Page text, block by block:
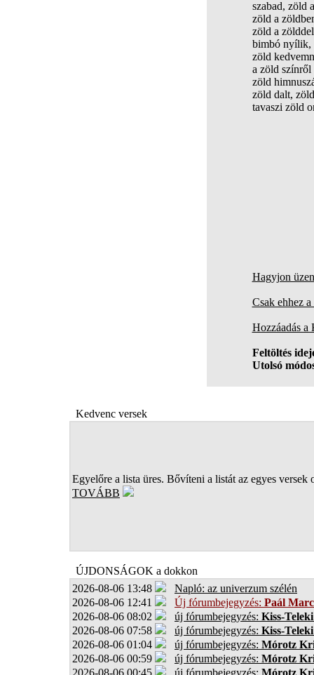
szabad, zöld
zöld a
zöld a
bimbó nyílik,
zöld
a zöld
zöld
zöld dalt,
tavaszi zöld
Hagyjon
Csak ehhez
Hozzáadás
Feltöltés
Utolsó
Kedvenc versek
Egyelőre a lista üres. Bővíteni a listát az egyes versek
TOVÁBB
ÚJDONSÁGOK a dokkon
2026-08-06 13:48
Napló: az univerzum szélén
2026-08-06 12:41
Új fórumbejegyzés: Paál
2026-08-06 08:02
új fórumbejegyzés: Kiss-
2026-08-06 07:58
új fórumbejegyzés: Kiss-
2026-08-06 01:04
új fórumbejegyzés: Mórotz
2026-08-06 00:59
új fórumbejegyzés: Mórotz
2026-08-06 00:45
új fórumbejegyzés: Mórotz